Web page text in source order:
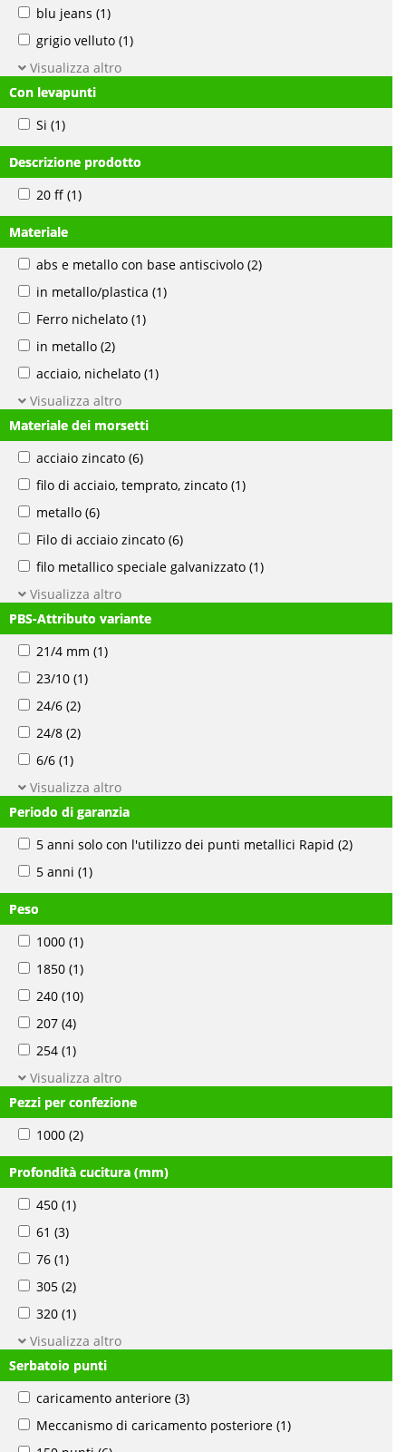
blu jeans (1)
grigio velluto (1)
Visualizza altro
Con levapunti
Si (1)
Descrizione prodotto
20 ff (1)
Materiale
abs e metallo con base antiscivolo (2)
in metallo/plastica (1)
Ferro nichelato (1)
in metallo (2)
acciaio, nichelato (1)
Visualizza altro
Materiale dei morsetti
acciaio zincato (6)
filo di acciaio, temprato, zincato (1)
metallo (6)
Filo di acciaio zincato (6)
filo metallico speciale galvanizzato (1)
Visualizza altro
PBS-Attributo variante
21/4 mm (1)
23/10 (1)
24/6 (2)
24/8 (2)
6/6 (1)
Visualizza altro
Periodo di garanzia
5 anni solo con l'utilizzo dei punti metallici Rapid (2)
5 anni (1)
Peso
1000 (1)
1850 (1)
240 (10)
207 (4)
254 (1)
Visualizza altro
Pezzi per confezione
1000 (2)
Profondità cucitura (mm)
450 (1)
61 (3)
76 (1)
305 (2)
320 (1)
Visualizza altro
Serbatoio punti
caricamento anteriore (3)
Meccanismo di caricamento posteriore (1)